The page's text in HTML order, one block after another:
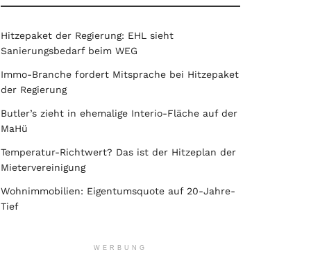
Hitzepaket der Regierung: EHL sieht
Sanierungsbedarf beim WEG
Immo-Branche fordert Mitsprache bei Hitzepaket
der Regierung
Butler’s zieht in ehemalige Interio-Fläche auf der
MaHü
Temperatur-Richtwert? Das ist der Hitzeplan der
Mietervereinigung
Wohnimmobilien: Eigentumsquote auf 20-Jahre-
Tief
WERBUNG